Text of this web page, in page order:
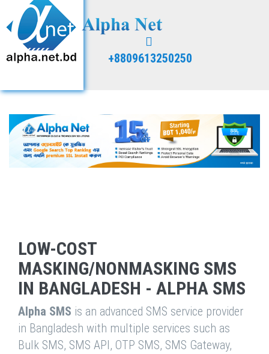
+8809613250250
LOW-COST
MASKING/NONMASKING SMS
IN BANGLADESH - ALPHA SMS
Alpha SMS is an advanced SMS service provider
in Bangladesh with multiple services such as
Bulk SMS, SMS API, OTP SMS, SMS Gateway,